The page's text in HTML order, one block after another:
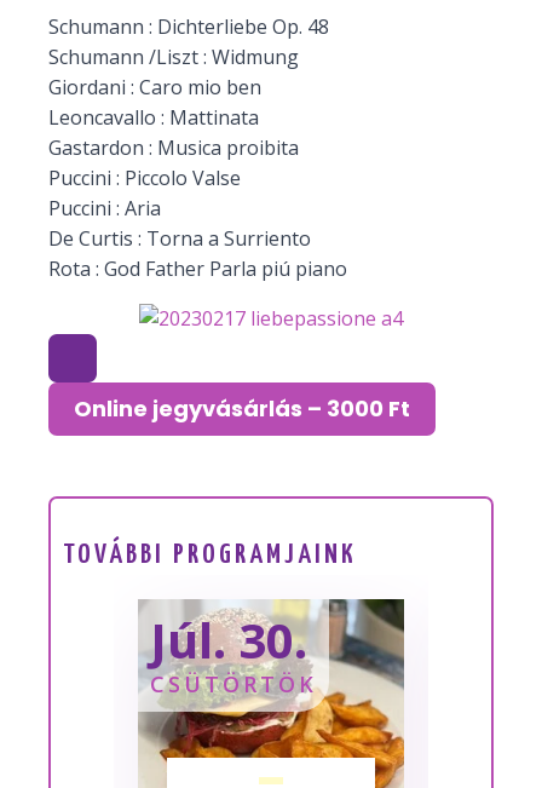
Schumann : Dichterliebe Op. 48
Schumann /Liszt : Widmung
Giordani : Caro mio ben
Leoncavallo : Mattinata
Gastardon : Musica proibita
Puccini : Piccolo Valse
Puccini : Aria
De Curtis : Torna a Surriento
Rota : God Father Parla piú piano
Online jegyvásárlás – 3000 Ft
TOVÁBBI PROGRAMJAINK
Júl. 30.
CSÜTÖRTÖK